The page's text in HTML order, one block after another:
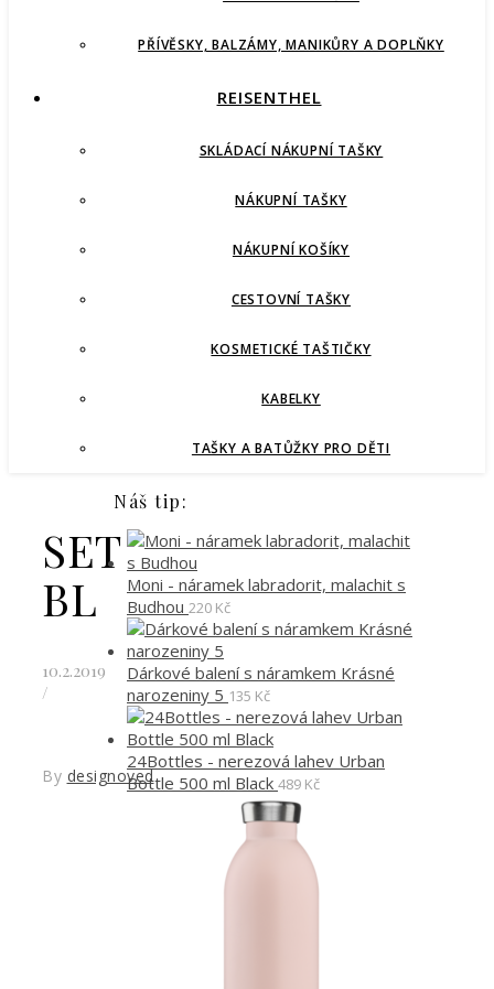
PŘÍVĚSKY, BALZÁMY, MANIKŮRY A DOPLŇKY
REISENTHEL
SKLÁDACÍ NÁKUPNÍ TAŠKY
NÁKUPNÍ TAŠKY
NÁKUPNÍ KOŠÍKY
CESTOVNÍ TAŠKY
KOSMETICKÉ TAŠTIČKY
KABELKY
TAŠKY A BATŮŽKY PRO DĚTI
SET
BL
10.2.2019
/
By designoved
Náš tip:
Moni - náramek labradorit, malachit s
Budhou 220 Kč
Dárkové balení s náramkem Krásné
narozeniny 5 135 Kč
24Bottles - nerezová lahev Urban
Bottle 500 ml Black 489 Kč